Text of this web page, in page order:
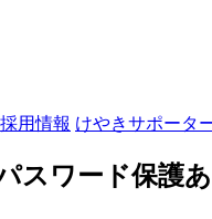
採用情報 けやきサポータ
スワード保護あ